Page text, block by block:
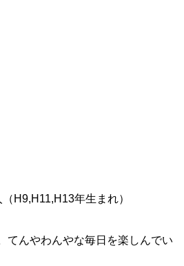
H9,H11,H13年生まれ）
てんやわんやな毎日を楽しんでい